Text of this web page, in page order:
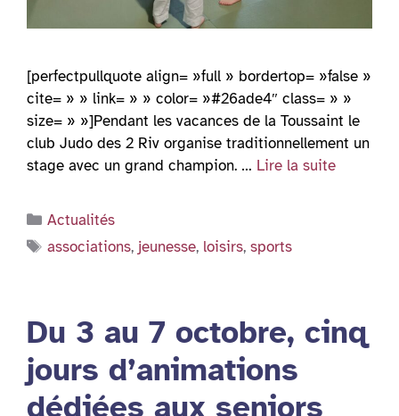
[perfectpullquote align= »full » bordertop= »false »
cite= » » link= » » color= »#26ade4″ class= » »
size= » »]Pendant les vacances de la Toussaint le
club Judo des 2 Riv organise traditionnellement un
stage avec un grand champion. … Lire la suite
Catégories
Actualités
Étiquettes
associations, jeunesse, loisirs,sports
Du 3 au 7 octobre, cinq
jours d’animations
dédiées aux seniors